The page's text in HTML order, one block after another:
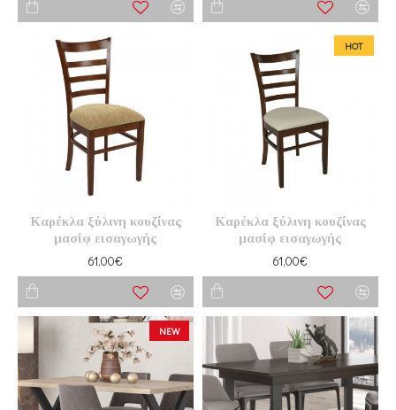
Καρέκλα ξύλινη κουζίνας
μασίφ εισαγωγής
61,00€
HOT
Καρέκλα ξύλινη κουζίνας
μασίφ εισαγωγής
61,00€
NEW